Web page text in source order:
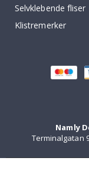
Selvklebende fliser
Klistremerker
Namly
Terminalgatan